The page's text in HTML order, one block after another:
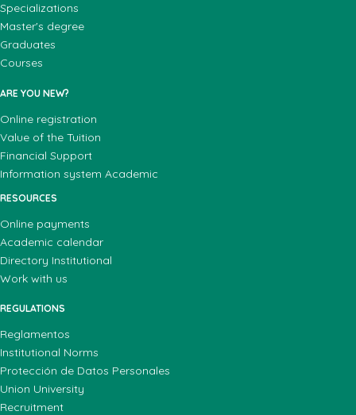
Specializations
Master's degree
Graduates
Courses
ARE YOU NEW?
Online registration
Value of the Tuition
Financial Support
Information system Academic
RESOURCES
Online payments
Academic calendar
Directory Institutional
Work with us
REGULATIONS
Reglamentos
Institutional Norms
Protección de Datos Personales
Union University
Recruitment